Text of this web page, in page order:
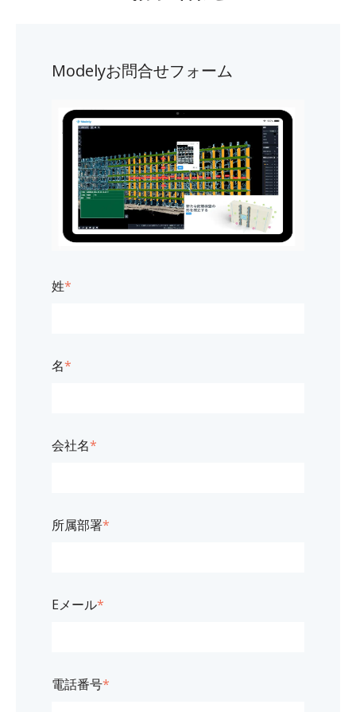
Modelyお問合せフォーム
姓*
名*
会社名*
所属部署*
Eメール*
電話番号*